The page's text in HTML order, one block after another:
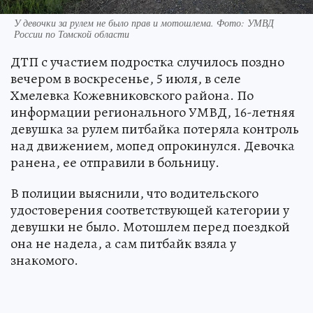
У девочки за рулем не было прав и мотошлема. Фото: УМВД
России по Томской области
ДТП с участием подростка случилось поздно
вечером в воскресенье, 5 июля, в селе
Хмелевка Кожевниковского района. По
информации регионального УМВД, 16-летняя
девушка за рулем питбайка потеряла контроль
над движением, мопед опрокинулся. Девочка
ранена, ее отправили в больницу.
В полиции выяснили, что водительского
удостоверения соответствующей категории у
девушки не было. Мотошлем перед поездкой
она не надела, а сам питбайк взяла у
знакомого.